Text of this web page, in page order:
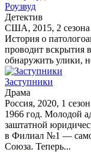
Роузвуд
Детектив
США, 2015, 2 сезона
История о
проводит вскрытия
обнаружить улики,
Заступники
Драма
Россия, 2020, 1 сезон
1966 год. Молодой
заштатной
в Филиал №1 —
Союза. Теперь...